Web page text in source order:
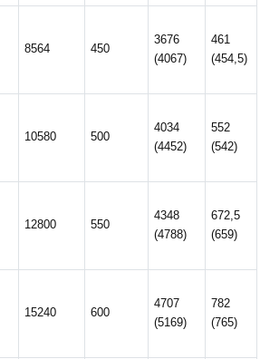
8564 450
3676
(4067)
461
(454,5)
10580 500
4034
(4452)
552
(542)
12800 550
4348
(4788)
672,5
(659)
15240 600
4707
(5169)
782
(765)